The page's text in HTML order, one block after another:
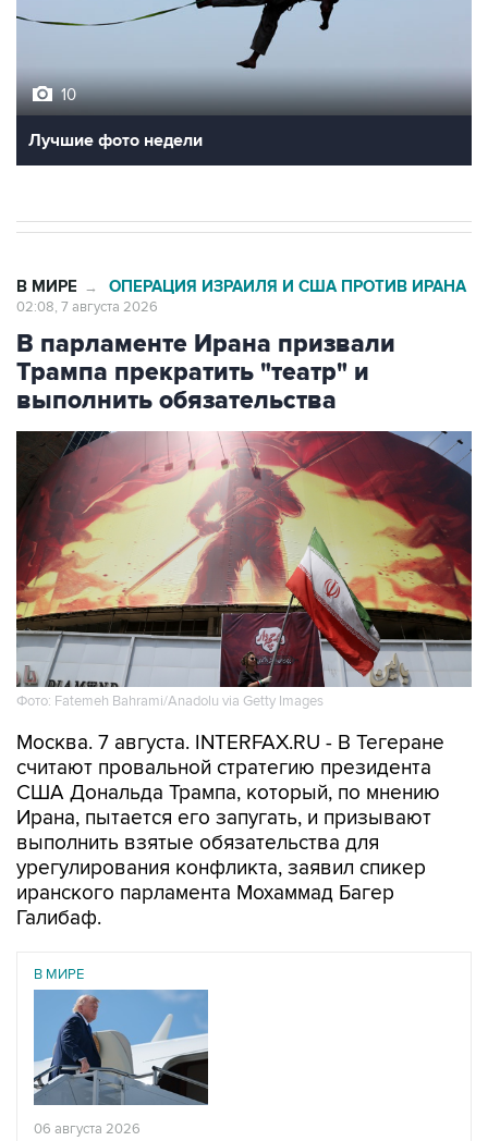
10
Лучшие фото недели
В МИРЕ → ОПЕРАЦИЯ ИЗРАИЛЯ И США ПРОТИВ ИРАНА
02:08, 7 августа 2026
В парламенте Ирана призвали
Трампа прекратить "театр" и
выполнить обязательства
Фото: Fatemeh Bahrami/Anadolu via Getty Images
Москва. 7 августа. INTERFAX.RU - В Тегеране
считают провальной стратегию президента
США Дональда Трампа, который, по мнению
Ирана, пытается его запугать, и призывают
выполнить взятые обязательства для
урегулирования конфликта, заявил спикер
иранского парламента Мохаммад Багер
Галибаф.
В МИРЕ
06 августа 2026